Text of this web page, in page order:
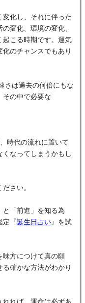
変化し、それに伴った
変化、環境の変化、
起こる時期です。運気
のチャンスでもあり
さは過去の何倍にもな
その中で必要な
時代の流れに置いて
なってしまうかもし
さい。
と「前進」を知る為
定『誕生日占い 』を試
味方につけて真の願
確かな方法がわかり
れれば、運命は必ずあ